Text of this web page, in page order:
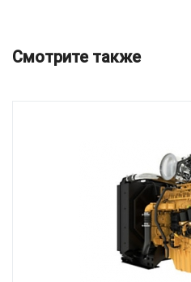
Смотрите также